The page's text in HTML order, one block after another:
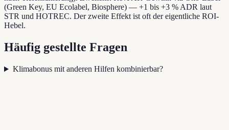
(Green Key, EU Ecolabel, Biosphere) — +1 bis +3 % ADR laut
STR und HOTREC. Der zweite Effekt ist oft der eigentliche ROI-
Hebel.
Häufig gestellte Fragen
Klimabonus mit anderen Hilfen kombinierbar?